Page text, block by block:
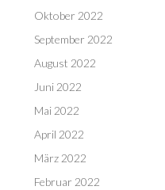
Oktober 2022
September 2022
August 2022
Juni 2022
Mai 2022
April 2022
März 2022
Februar 2022